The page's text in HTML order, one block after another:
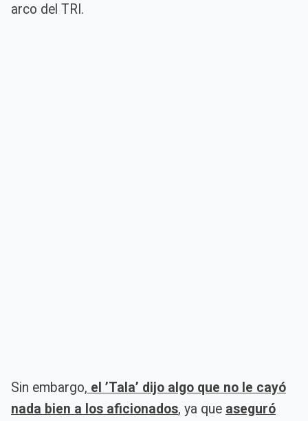
arco del TRI.
Sin embargo, el ’Tala’ dijo algo que no le cayó
nada bien a los aficionados, ya que aseguró